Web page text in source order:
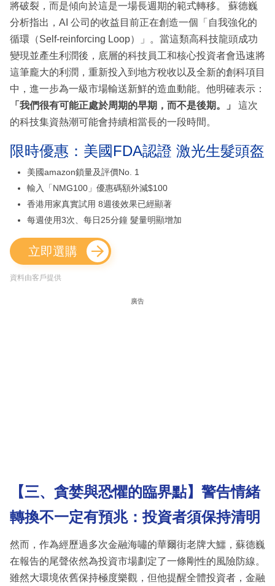
將破裂，而是傾向於這是一場長週期的範式轉移。 蘇德巍
分析指出，AI 公司的收益目前正在創造一個「自我強化的
循環（Self-reinforcing Loop）」。當這類高科技龍頭成功
變現並產生利潤後，底層的科技員工和核心投資者會迅速將
這筆龐大的利潤，重新投入到地方稅收以及全新的創科項目
中，進一步為一級市場輸送新鮮的造血動能。他明確表示：
「我們很有可能正處於周期的早期，而不是後期。」
這次
的科技集資熱潮可能會持續相當長的一段時間。
限時優惠：美國FDA認證 激光生髮頭盔
美國amazon鎖量及評價No. 1
輸入「NMG100」優惠碼額外減$100
香港用家真實試用 8週後效果已經顯著
每週使用3次、每日25分鐘 髮量明顯增加
立即選購
資料由客戶提供
廣告
【三、貪婪與恐懼的臨界點】警告情緒
轉換不一定有預兆：投資者須保持清明
然而，作為經歷過多次金融海嘯的華爾街老牌大鱷，蘇德巍
在報告的尾聲依然為投資市場劃定了一條剛性的風險防線。
雖然大環境依舊保持極度樂觀，但他提醒全體投資者，金融